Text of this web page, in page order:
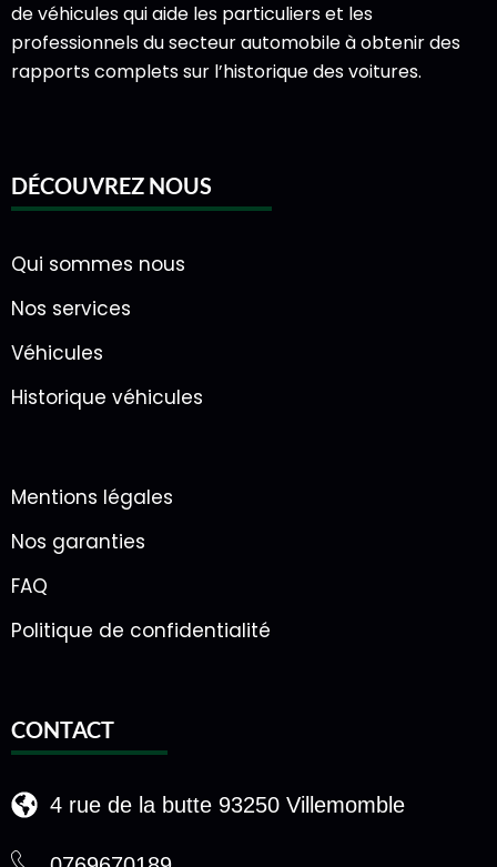
de véhicules qui aide les particuliers et les
professionnels du secteur automobile à obtenir des
rapports complets sur l’historique des voitures.
DÉCOUVREZ NOUS
Qui sommes nous
Nos services
Véhicules
Historique véhicules
Mentions légales
Nos garanties
FAQ
Politique de confidentialité
CONTACT
4 rue de la butte 93250 Villemomble